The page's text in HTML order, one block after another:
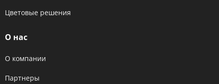
Цветовые решения
О нас
О компании
Партнеры